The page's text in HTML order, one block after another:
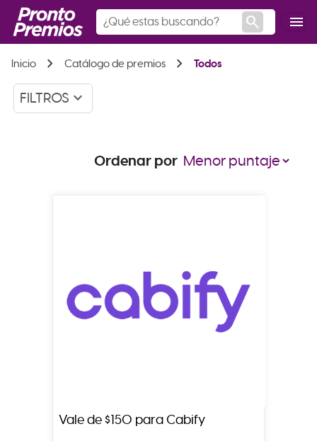
search menu
Inicio chevron_right Catálogo de premios chevron_right Todos
FILTROS keyboard_arrow_down
Ordenar por
Vale de $150 para Cabify